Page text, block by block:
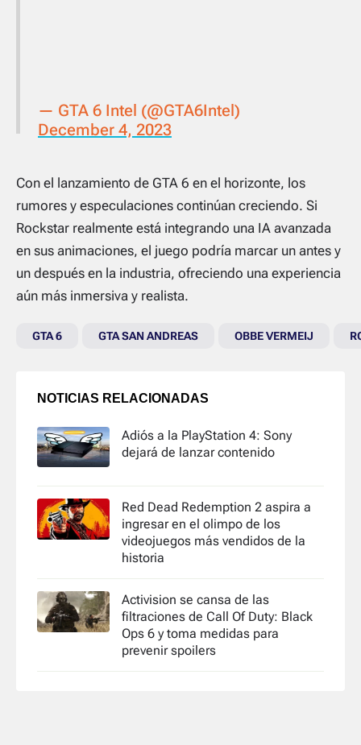
— GTA 6 Intel (@GTA6Intel)
December 4, 2023
Con el lanzamiento de GTA 6 en el horizonte, los
rumores y especulaciones continúan creciendo. Si
Rockstar realmente está integrando una IA avanzada
en sus animaciones, el juego podría marcar un antes y
un después en la industria, ofreciendo una experiencia
aún más inmersiva y realista.
GTA 6 GTA SAN ANDREAS OBBE VERMEIJ
NOTICIAS RELACIONADAS
Adiós a la PlayStation 4: Sony
dejará de lanzar contenido
Red Dead Redemption 2 aspira a
ingresar en el olimpo de los
videojuegos más vendidos de la
historia
Activision se cansa de las
filtraciones de Call Of Duty: Black
Ops 6 y toma medidas para
prevenir spoilers